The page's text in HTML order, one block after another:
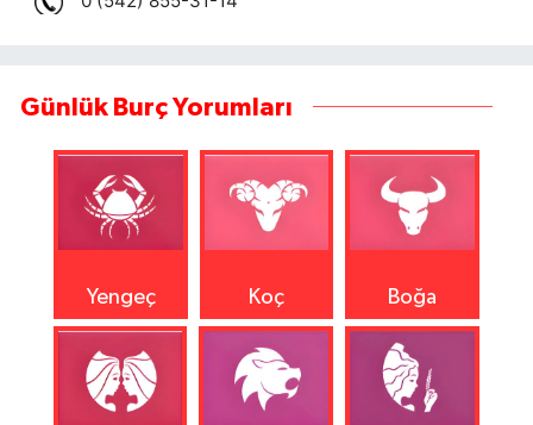
Günlük Burç Yorumları
Yengeç Koç Boğa